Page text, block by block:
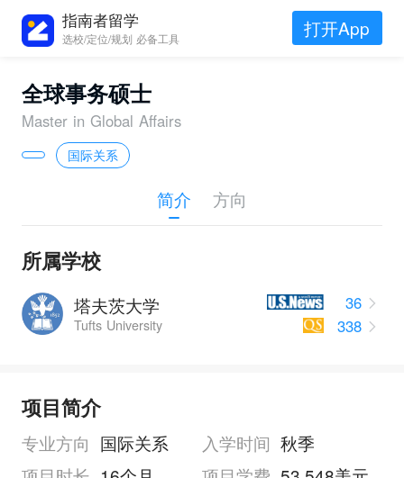
指南者留学
选校/定位/规划 必备工具 打开App
全球事务硕士
Master in Global Affairs
国际关系
简介 方向
所属学校
塔夫茨大学
Tufts University
36
338
项目简介
专业方向 国际关系 入学时间 秋季